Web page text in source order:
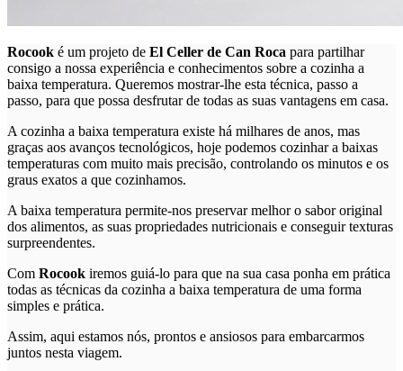
Rocook é um projeto de El Celler de Can Roca para partilhar
consigo a nossa experiência e conhecimentos sobre a cozinha a
baixa temperatura. Queremos mostrar-lhe esta técnica, passo a
passo, para que possa desfrutar de todas as suas vantagens em casa.
A cozinha a baixa temperatura existe há milhares de anos, mas
graças aos avanços tecnológicos, hoje podemos cozinhar a baixas
temperaturas com muito mais precisão, controlando os minutos e os
graus exatos a que cozinhamos.
A baixa temperatura permite-nos preservar melhor o sabor original
dos alimentos, as suas propriedades nutricionais e conseguir texturas
surpreendentes.
Com Rocook iremos guiá-lo para que na sua casa ponha em prática
todas as técnicas da cozinha a baixa temperatura de uma forma
simples e prática.
Assim, aqui estamos nós, prontos e ansiosos para embarcarmos
juntos nesta viagem.